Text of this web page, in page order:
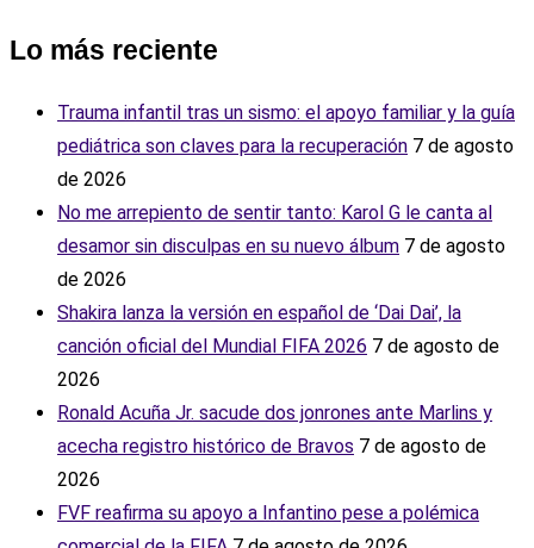
Lo más reciente
Trauma infantil tras un sismo: el apoyo familiar y la guía
pediátrica son claves para la recuperación 7 de agosto
de 2026
No me arrepiento de sentir tanto: Karol G le canta al
desamor sin disculpas en su nuevo álbum 7 de agosto
de 2026
Shakira lanza la versión en español de ‘Dai Dai’, la
canción oficial del Mundial FIFA 2026 7 de agosto de
2026
Ronald Acuña Jr. sacude dos jonrones ante Marlins y
acecha registro histórico de Bravos 7 de agosto de
2026
FVF reafirma su apoyo a Infantino pese a polémica